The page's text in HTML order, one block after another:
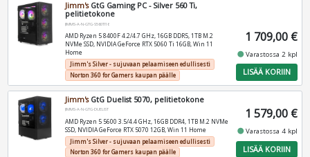
Jimm'sGtG Gaming PC - Silver 560 Ti,
pelitietokone
JIMMS-A-N-GTG-S560TI16
AMD Ryzen 5 8400F 4.2/4.7 GHz, 16GB DDR5, 1TB M.2
NVMe SSD, NVIDIA GeForce RTX 5060 Ti 16GB, Win 11
Home
Jimm's Silver - sujuvaan pelaamiseen edullisesti
Norton 360 for Gamers kaupan päälle
1 709,00 €
fiber_manual_recordVarastossa 2 kpl
LISÄÄ KORIIN
Jimm'sGtG Duelist 5070, pelitietokone
JIMMS-A-N-GTG-DUELIST
AMD Ryzen 5 5600 3.5/4.4 GHz, 16GB DDR4, 1TB M.2 NVMe
SSD, NVIDIA GeForce RTX 5070 12GB, Win 11 Home
Jimm's Silver - sujuvaan pelaamiseen edullisesti
Norton 360 for Gamers kaupan päälle
1 579,00 €
fiber_manual_recordVarastossa 4 kpl
LISÄÄ KORIIN